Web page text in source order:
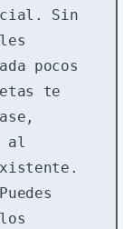
Sin
pocos
te
al